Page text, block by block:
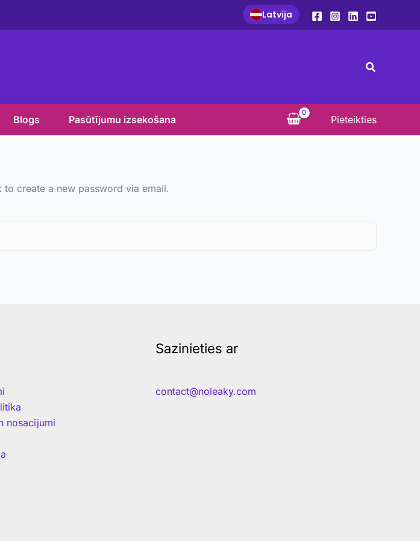
Latvija
Search
Blogs Pasūtījumu izsekošana Pieteikties
create a new password via email.
nosacījumi
Sazinieties ar
contact@noleaky.com